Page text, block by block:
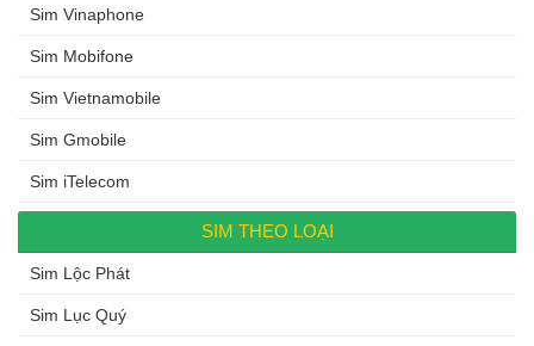
Sim Vinaphone
Sim Mobifone
Sim Vietnamobile
Sim Gmobile
Sim iTelecom
SIM THEO LOẠI
Sim Lộc Phát
Sim Lục Quý